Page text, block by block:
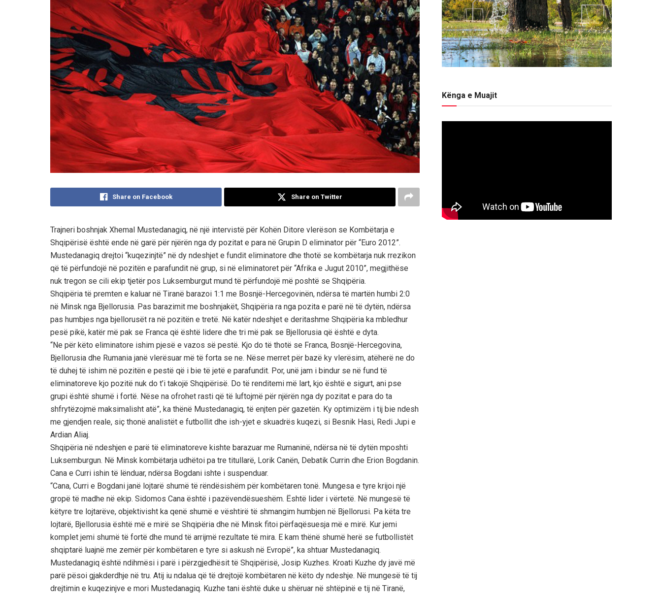
Share on Facebook Share on Twitter
Trajneri boshnjak Xhemal Mustedanagiq, në një intervistë për Kohën Ditore vlerëson se Kombëtarja e
Shqipërisë është ende në garë për njërën nga dy pozitat e para në Grupin D eliminator për “Euro 2012”.
Mustedanagiq drejtoi “kuqezinjtë” në dy ndeshjet e fundit eliminatore dhe thotë se kombëtarja nuk rrezikon
që të përfundojë në pozitën e parafundit në grup, si në eliminatoret për “Afrika e Jugut 2010”, megjithëse
nuk tregon se cili ekip tjetër pos Luksemburgut mund të përfundojë më poshtë se Shqipëria.
Shqipëria të premten e kaluar në Tiranë barazoi 1:1 me Bosnjë-Hercegovinën, ndërsa të martën humbi 2:0
në Minsk nga Bjellorusia. Pas barazimit me boshnjakët, Shqipëria ra nga pozita e parë në të dytën, ndërsa
pas humbjes nga bjellorusët ra në pozitën e tretë. Në katër ndeshjet e deritashme Shqipëria ka mbledhur
pesë pikë, katër më pak se Franca që është lidere dhe tri më pak se Bjellorusia që është e dyta.
“Ne për këto eliminatore ishim pjesë e vazos së pestë. Kjo do të thotë se Franca, Bosnjë-Hercegovina,
Bjellorusia dhe Rumania janë vlerësuar më të forta se ne. Nëse merret për bazë ky vlerësim, atëherë ne do
të duhej të ishim në pozitën e pestë që i bie të jetë e parafundit. Por, unë jam i bindur se në fund të
eliminatoreve kjo pozitë nuk do t’i takojë Shqipërisë. Do të renditemi më lart, kjo është e sigurt, ani pse
grupi është shumë i fortë. Nëse na ofrohet rasti që të luftojmë për njërën nga dy pozitat e para do ta
shfrytëzojmë maksimalisht atë”, ka thënë Mustedanagiq, të enjten për gazetën. Ky optimizëm i tij bie ndesh
me gjendjen reale, siç thonë analistët e futbollit dhe ish-yjet e skuadrës kuqezi, si Besnik Hasi, Redi Jupi e
Ardian Aliaj.
Shqipëria në ndeshjen e parë të eliminatoreve kishte barazuar me Rumaninë, ndërsa në të dytën mposhti
Luksemburgun. Në Minsk kombëtarja udhëtoi pa tre titullarë, Lorik Canën, Debatik Currin dhe Erion Bogdanin.
Cana e Curri ishin të lënduar, ndërsa Bogdani ishte i suspenduar.
“Cana, Curri e Bogdani janë lojtarë shumë të rëndësishëm për kombëtaren tonë. Mungesa e tyre krijoi një
gropë të madhe në ekip. Sidomos Cana është i pazëvendësueshëm. Është lider i vërtetë. Në mungesë të
këtyre tre lojtarëve, objektivisht ka qenë shumë e vështirë të shmangim humbjen në Bjellorusi. Pa këta tre
lojtarë, Bjellorusia është më e mirë se Shqipëria dhe në Minsk fitoi përfaqësuesja më e mirë. Kur jemi
komplet jemi shumë të fortë dhe mund të arrijmë rezultate të mira. E kam thënë shumë herë se futbollistët
shqiptarë luajnë me zemër për kombëtaren e tyre si askush në Evropë”, ka shtuar Mustedanagiq.
Mustedanagiq është ndihmësi i parë i përzgjedhësit të Shqipërisë, Josip Kuzhes. Kroati Kuzhe dy javë më
parë pësoi gjakderdhje në tru. Atij iu ndalua që të drejtojë kombëtaren në këto dy ndeshje. Në mungesë të tij
drejtimin e kuqezinjve e mori Mustedanagiq. Kuzhe tani është duke u shëruar në shtëpinë e tij në Tiranë,
Kënga e Muajit